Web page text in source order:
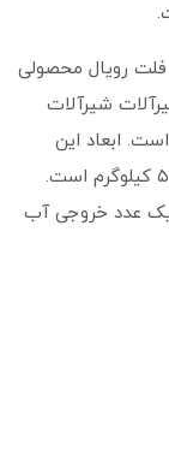
رویال محصولی
شیرآلات
ابعاد این
ست شیرآلات ۱۵*۲۵*۲۵ سانتی‌متر و جرم آن ۵ کیلوگرم است.
یک عدد خروجی آب